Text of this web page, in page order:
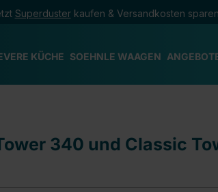
Superdusterkaufen & Versandkosten
KÜCHE SOEHNLE WAAGEN
340 und Classic